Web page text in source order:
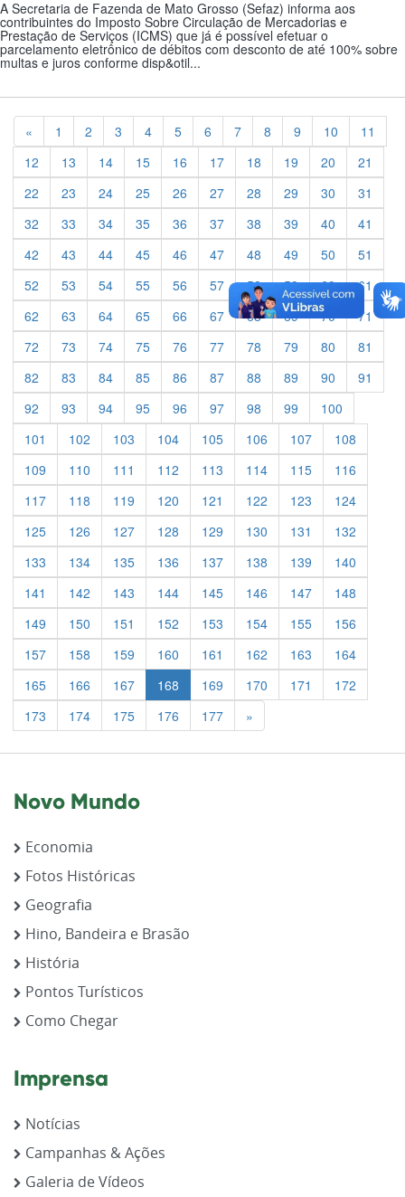
A Secretaria de Fazenda de Mato Grosso (Sefaz) informa aos
contribuintes do Imposto Sobre Circulação de Mercadorias e
Prestação de Serviços (ICMS) que já é possível efetuar o
parcelamento eletrônico de débitos com desconto de até 100% sobre
multas e juros conforme disp&otil...
« Previous
1 2 3 4 5 6 7 8 9 10
11
12
13 14 15 16 17 18 19 20
21
22
23 24 25 26 27 28 29 30
31
32
33 34 35 36 37 38 39 40
41
42
43 44 45 46 47 48 49 50
51
52
53 54 55 56 57 58 59 60
61
62
63 64 65 66 67 68 69 70
71
72
73 74 75 76 77 78 79 80
81
82
83 84 85 86 87 88 89 90
91
92
93 94 95 96 97 98 99
100
101
102 103 104 105 106 107
108
109
110 111 112 113 114 115
116
117
118 119 120 121 122 123
124
125
126 127 128 129 130 131
132
133
134 135 136 137 138 139
140
141
142 143 144 145 146 147
148
149
150 151 152 153 154 155
156
157
158 159 160 161 162 163
164
165
166 167 168 169 170 171
172
173
174 175 176 177 »
Novo Mundo
Economia
Fotos Históricas
Geografia
Hino, Bandeira e Brasão
História
Pontos Turísticos
Como Chegar
Imprensa
Notícias
Campanhas & Ações
Galeria de Vídeos